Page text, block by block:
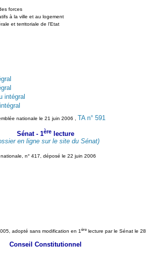
forces
à la ville et au logement
et territoriale de l'Etat
intégral
nationale le 21 juin 2006 , TA n° 591
Sénat - 1ère
lecture
en ligne sur le site du Sénat)
n° 417, déposé le 22 juin 2006
adopté sans modification en 1 èrelecture par le Sénat le 28
Conseil Constitutionnel